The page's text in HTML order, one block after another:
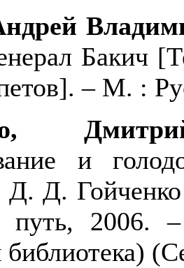
Бакич [
– М. :
и
Д. Д.
2006. –